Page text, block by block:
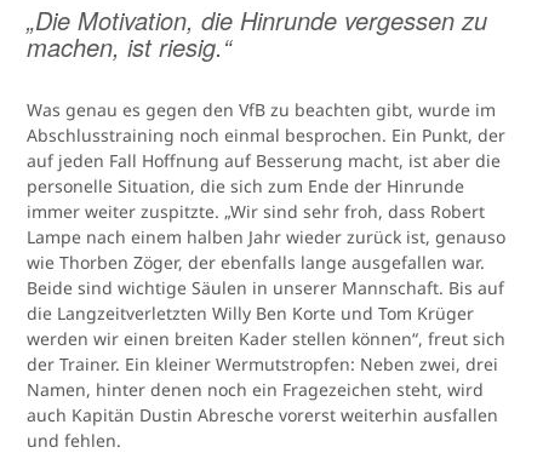
„Die Motivation, die Hinrunde vergessen zu
machen, ist riesig.“
Was genau es gegen den VfB zu beachten gibt, wurde im
Abschlusstraining noch einmal besprochen. Ein Punkt, der
auf jeden Fall Hoffnung auf Besserung macht, ist aber die
personelle Situation, die sich zum Ende der Hinrunde
immer weiter zuspitzte. „Wir sind sehr froh, dass Robert
Lampe nach einem halben Jahr wieder zurück ist, genauso
wie Thorben Zöger, der ebenfalls lange ausgefallen war.
Beide sind wichtige Säulen in unserer Mannschaft. Bis auf
die Langzeitverletzten Willy Ben Korte und Tom Krüger
werden wir einen breiten Kader stellen können“, freut sich
der Trainer. Ein kleiner Wermutstropfen: Neben zwei, drei
Namen, hinter denen noch ein Fragezeichen steht, wird
auch Kapitän Dustin Abresche vorerst weiterhin ausfallen
und fehlen.